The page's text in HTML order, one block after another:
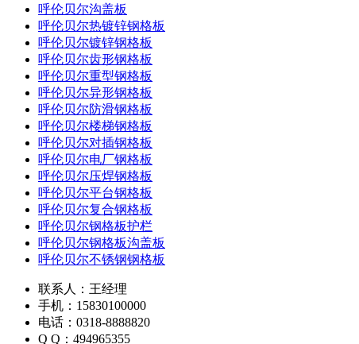
呼伦贝尔沟盖板
呼伦贝尔热镀锌钢格板
呼伦贝尔镀锌钢格板
呼伦贝尔齿形钢格板
呼伦贝尔重型钢格板
呼伦贝尔异形钢格板
呼伦贝尔防滑钢格板
呼伦贝尔楼梯钢格板
呼伦贝尔对插钢格板
呼伦贝尔电厂钢格板
呼伦贝尔压焊钢格板
呼伦贝尔平台钢格板
呼伦贝尔复合钢格板
呼伦贝尔钢格板护栏
呼伦贝尔钢格板沟盖板
呼伦贝尔不锈钢钢格板
联系人：王经理
手机：15830100000
电话：0318-8888820
Q Q：494965355